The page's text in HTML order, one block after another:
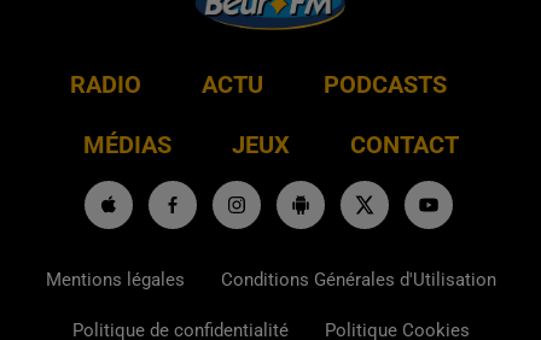
RADIO ACTU PODCASTS
MÉDIAS JEUX CONTACT
Mentions légales Conditions Générales d'Utilisation
Politique de confidentialité Politique Cookies